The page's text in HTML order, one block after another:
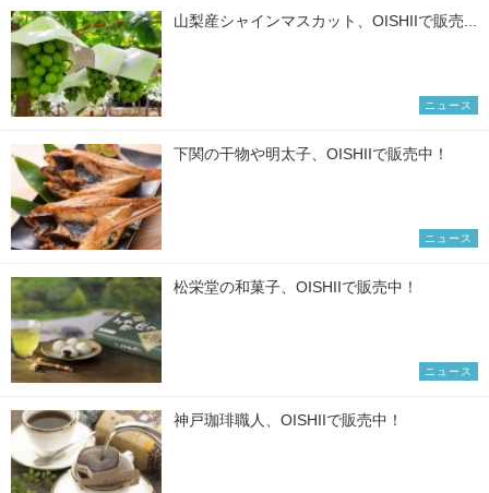
山梨産シャインマスカット、OISHIIで販売...
ニュース
下関の干物や明太子、OISHIIで販売中！
ニュース
松栄堂の和菓子、OISHIIで販売中！
ニュース
神戸珈琲職人、OISHIIで販売中！